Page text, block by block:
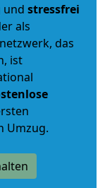
und stressfrei
als
das
ist
Umzug.